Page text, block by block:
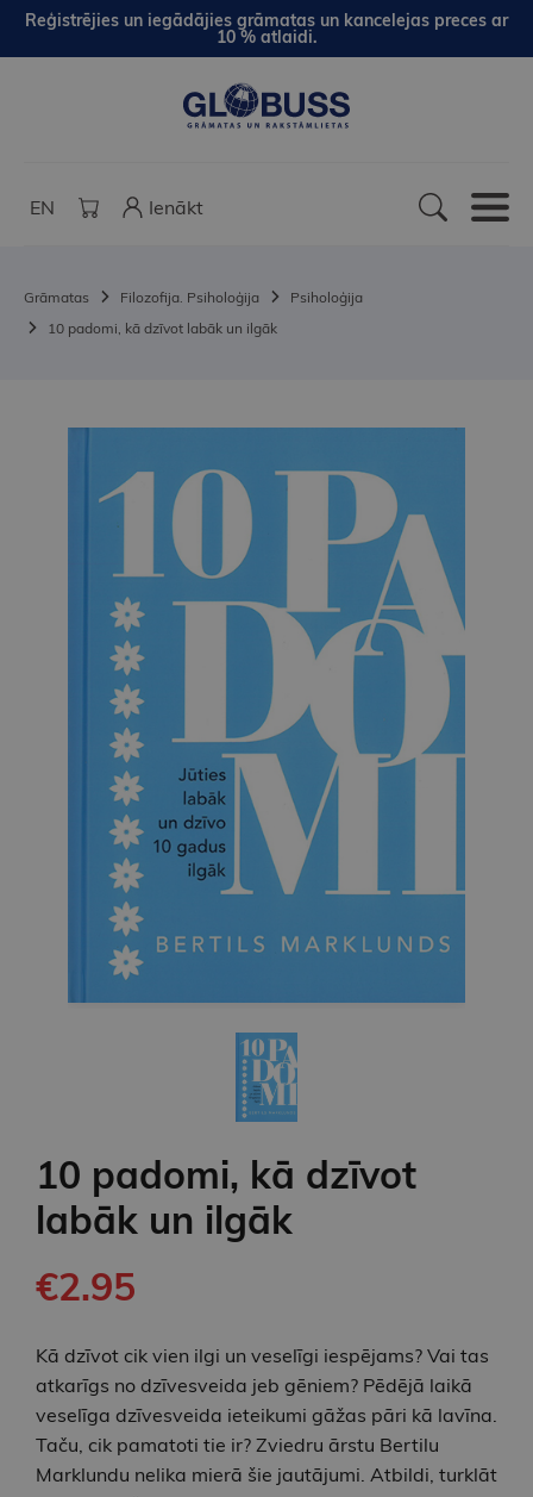
Reģistrējies un iegādājies grāmatas un kancelejas preces ar
10 % atlaidi.
EN Ienākt
Grāmatas Filozofija. Psiholoģija
Psiholoģija
10 padomi, kā dzīvot labāk un ilgāk
10 padomi, kā dzīvot
labāk un ilgāk
€2.95
Kā dzīvot cik vien ilgi un veselīgi iespējams? Vai tas
atkarīgs no dzīvesveida jeb gēniem? Pēdējā laikā
veselīga dzīvesveida ieteikumi gāžas pāri kā lavīna.
Taču, cik pamatoti tie ir? Zviedru ārstu Bertilu
Marklundu nelika mierā šie jautājumi. Atbildi, turklāt